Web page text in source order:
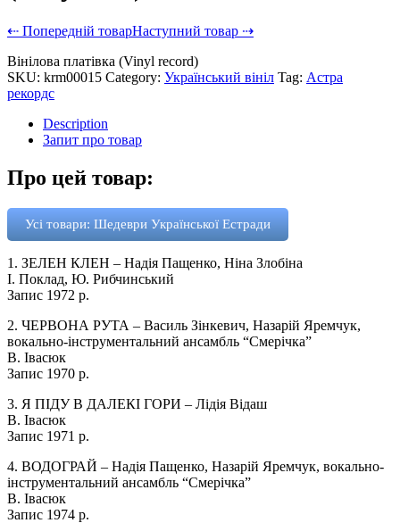
⇠ Попередній товарНаступний товар ⇢
Вінілова платівка (Vinyl record)
SKU: krm00015 Category: Український вініл Tag: Астра
рекордс
Description
Запит про товар
Про цей товар:
Усі товари: Шедеври Української Естради
1. ЗЕЛЕН КЛЕН – Надія Пащенко, Ніна Злобіна
І. Поклад, Ю. Рибчинський
Запис 1972 р.
2. ЧЕРВОНА РУТА – Василь Зінкевич, Назарій Яремчук,
вокально-інструментальний ансамбль “Смерічка”
В. Івасюк
Запис 1970 р.
3. Я ПІДУ В ДАЛЕКІ ГОРИ – Лідія Відаш
В. Івасюк
Запис 1971 р.
4. ВОДОГРАЙ – Надія Пащенко, Назарій Яремчук, вокально-
інструментальний ансамбль “Смерічка”
В. Івасюк
Запис 1974 р.